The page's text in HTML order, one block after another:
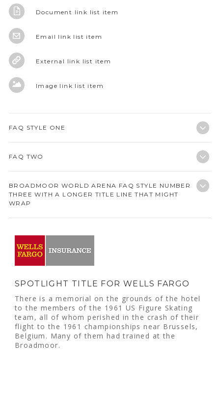
Document link list item
Email link list item
External link list item
Image link list item
FAQ STYLE ONE
FAQ TWO
BROADMOOR WORLD ARENA FAQ STYLE NUMBER
THREE WITH A LONGER TITLE LINE THAT MIGHT
WRAP
SPOTLIGHT TITLE FOR WELLS FARGO
There is a memorial on the grounds of the hotel
to the members of the 1961 US Figure Skating
team, all of whom perished in the crash of their
flight to the 1961 championships near Brussels,
Belgium. Many of them had trained at the
Broadmoor.